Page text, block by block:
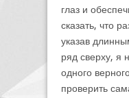
глаз и
сказать, что
указав
ряд сверху, я
одного
проверить